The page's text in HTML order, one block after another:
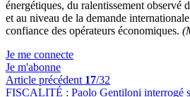
énergétiques, du ralentissement observé
et au niveau de la demande
confiance des opérateurs économiques.
Je me connecte
Je m'abonne
Article précédent 17/32
FISCALITÉ : Paolo Gentiloni interrogé